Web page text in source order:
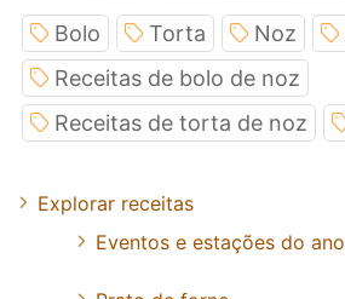
Bolo Torta Noz
Receitas de bolo de noz
Receitas de torta de noz
Explorar receitas
Eventos e estações do ano